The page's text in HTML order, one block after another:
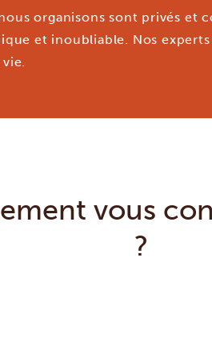
organisons sont privés et
et inoubliable. Nos
vous
?